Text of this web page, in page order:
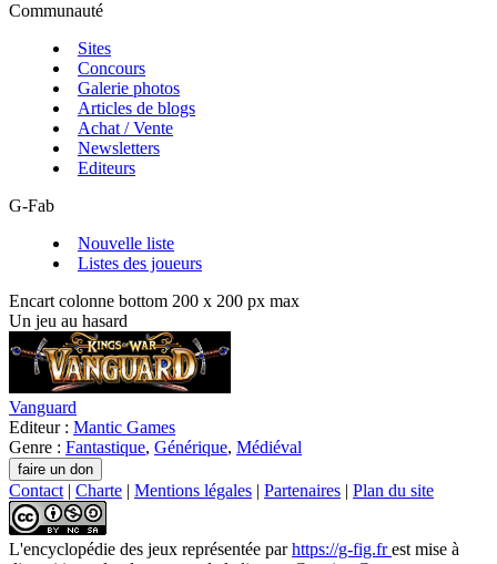
Communauté
Sites
Concours
Galerie photos
Articles de blogs
Achat / Vente
Newsletters
Editeurs
G-Fab
Nouvelle liste
Listes des joueurs
Encart colonne bottom 200 x 200 px max
Un jeu au hasard
Vanguard
Editeur : Mantic Games
Genre : Fantastique, Générique, Médiéval
Contact | Charte | Mentions légales | Partenaires | Plan du site
L'encyclopédie des jeux représentée parhttps://g-fig.frest mise à